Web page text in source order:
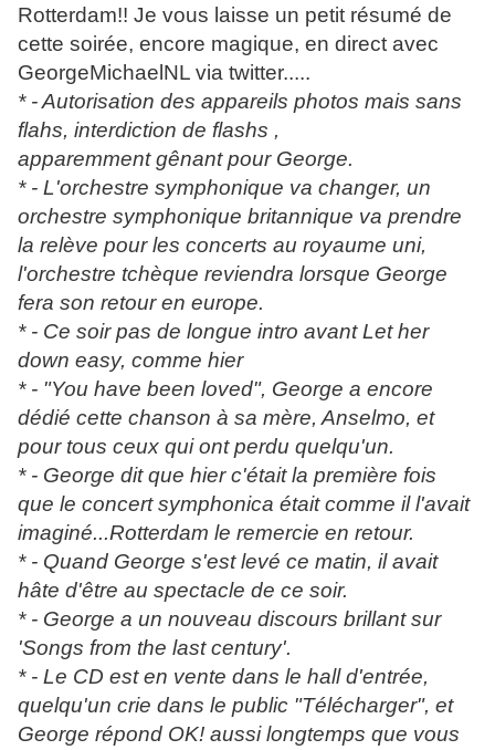
Rotterdam!! Je vous laisse un petit résumé de
cette soirée, encore magique, en direct avec
GeorgeMichaelNL via twitter.....
* - Autorisation des appareils photos mais sans
flahs, interdiction de flashs ,
apparemment gênant pour George.
* - L'orchestre symphonique va changer, un
orchestre symphonique britannique va prendre
la relève pour les concerts au royaume uni,
l'orchestre tchèque reviendra lorsque George
fera son retour en europe.
* - Ce soir pas de longue intro avant Let her
down easy, comme hier
* - "You have been loved", George a encore
dédié cette chanson à sa mère, Anselmo, et
pour tous ceux qui ont perdu quelqu'un.
* - George dit que hier c'était la première fois
que le concert symphonica était comme il l'avait
imaginé...Rotterdam le remercie en retour.
* - Quand George s'est levé ce matin, il avait
hâte d'être au spectacle de ce soir.
* - George a un nouveau discours brillant sur
'Songs from the last century'.
* - Le CD est en vente dans le hall d'entrée,
quelqu'un crie dans le public "Télécharger", et
George répond OK! aussi longtemps que vous